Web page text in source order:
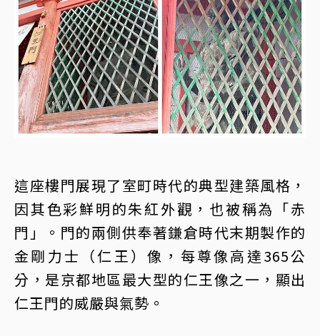
這座樓門展現了室町時代的典型建築風格，
因其色彩鮮明的朱紅外觀，也被稱為「赤
門」。門的兩側供奉著鎌倉時代末期製作的
金剛力士（仁王）像，每尊像高達365公
分，是京都地區最大型的仁王像之一，顯出
仁王門的威嚴與氣勢。